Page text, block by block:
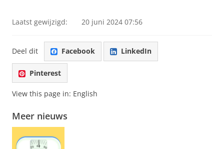
Laatst gewijzigd: 20 juni 2024 07:56
Deel dit Facebook LinkedIn
Pinterest
View this page in: English
Meer nieuws